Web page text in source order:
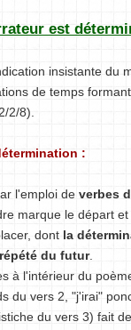
est
insistante du
de temps
2/8).
:
l'emploi de verbes
marque le départ
dont la
du futur.
à l'intérieur du
du vers 2, "j'irai"
du vers 3) fait